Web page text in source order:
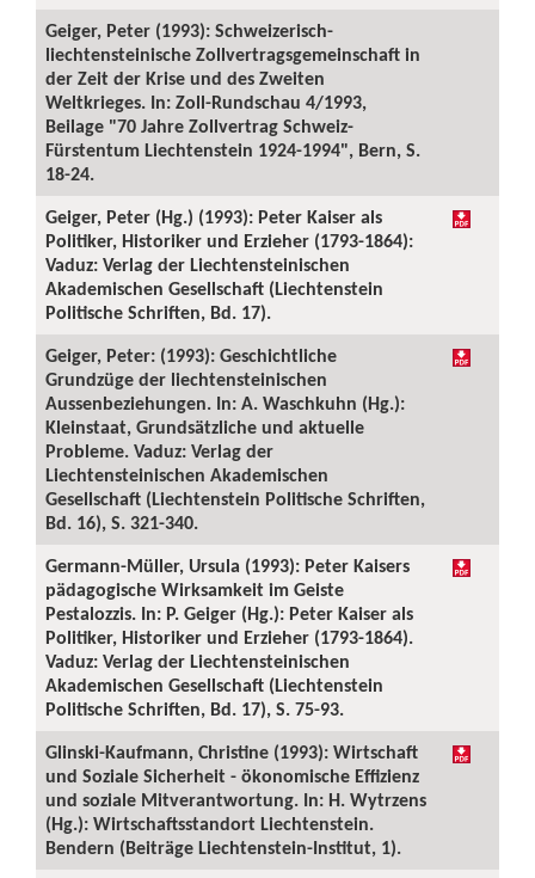
Geiger, Peter (1993): Schweizerisch-
liechtensteinische Zollvertragsgemeinschaft in
der Zeit der Krise und des Zweiten
Weltkrieges. In: Zoll-Rundschau 4/1993,
Beilage "70 Jahre Zollvertrag Schweiz-
Fürstentum Liechtenstein 1924-1994", Bern, S.
18-24.
Geiger, Peter (Hg.) (1993): Peter Kaiser als
Politiker, Historiker und Erzieher (1793-1864):
Vaduz: Verlag der Liechtensteinischen
Akademischen Gesellschaft (Liechtenstein
Politische Schriften, Bd. 17).
Geiger, Peter: (1993): Geschichtliche
Grundzüge der liechtensteinischen
Aussenbeziehungen. In: A. Waschkuhn (Hg.):
Kleinstaat, Grundsätzliche und aktuelle
Probleme. Vaduz: Verlag der
Liechtensteinischen Akademischen
Gesellschaft (Liechtenstein Politische Schriften,
Bd. 16), S. 321-340.
Germann-Müller, Ursula (1993): Peter Kaisers
pädagogische Wirksamkeit im Geiste
Pestalozzis. In: P. Geiger (Hg.): Peter Kaiser als
Politiker, Historiker und Erzieher (1793-1864).
Vaduz: Verlag der Liechtensteinischen
Akademischen Gesellschaft (Liechtenstein
Politische Schriften, Bd. 17), S. 75-93.
Glinski-Kaufmann, Christine (1993): Wirtschaft
und Soziale Sicherheit - ökonomische Effizienz
und soziale Mitverantwortung. In: H. Wytrzens
(Hg.): Wirtschaftsstandort Liechtenstein.
Bendern (Beiträge Liechtenstein-Institut, 1).